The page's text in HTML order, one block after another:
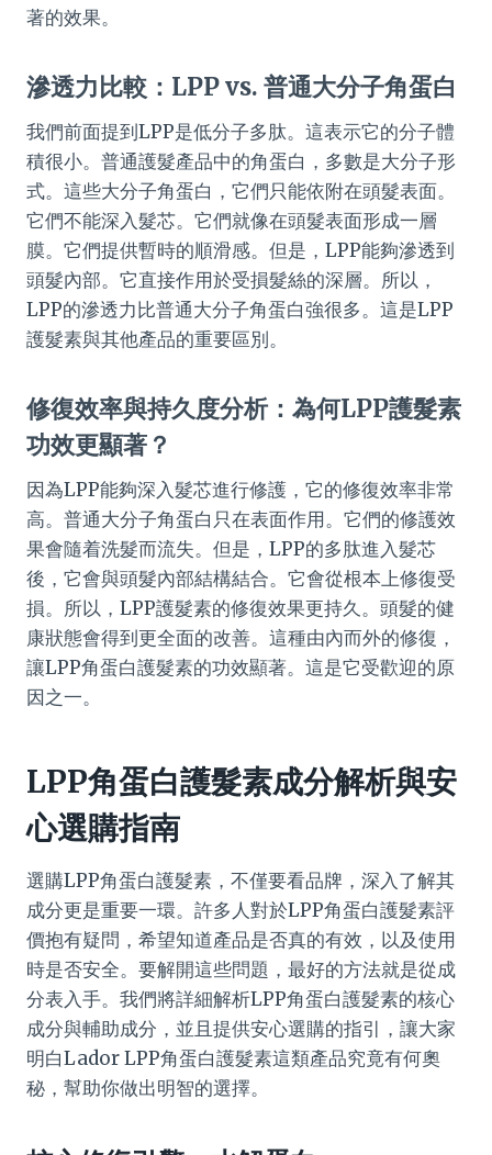
著的效果。
滲透力比較：LPP vs. 普通大分子角蛋白
我們前面提到LPP是低分子多肽。這表示它的分子體
積很小。普通護髮產品中的角蛋白，多數是大分子形
式。這些大分子角蛋白，它們只能依附在頭髮表面。
它們不能深入髮芯。它們就像在頭髮表面形成一層
膜。它們提供暫時的順滑感。但是，LPP能夠滲透到
頭髮內部。它直接作用於受損髮絲的深層。所以，
LPP的滲透力比普通大分子角蛋白強很多。這是LPP
護髮素與其他產品的重要區別。
修復效率與持久度分析：為何LPP護髮素
功效更顯著？
因為LPP能夠深入髮芯進行修護，它的修復效率非常
高。普通大分子角蛋白只在表面作用。它們的修護效
果會隨着洗髮而流失。但是，LPP的多肽進入髮芯
後，它會與頭髮內部結構結合。它會從根本上修復受
損。所以，LPP護髮素的修復效果更持久。頭髮的健
康狀態會得到更全面的改善。這種由內而外的修復，
讓LPP角蛋白護髮素的功效顯著。這是它受歡迎的原
因之一。
LPP角蛋白護髮素成分解析與安
心選購指南
選購LPP角蛋白護髮素，不僅要看品牌，深入了解其
成分更是重要一環。許多人對於LPP角蛋白護髮素評
價抱有疑問，希望知道產品是否真的有效，以及使用
時是否安全。要解開這些問題，最好的方法就是從成
分表入手。我們將詳細解析LPP角蛋白護髮素的核心
成分與輔助成分，並且提供安心選購的指引，讓大家
明白Lador LPP角蛋白護髮素這類產品究竟有何奧
秘，幫助你做出明智的選擇。